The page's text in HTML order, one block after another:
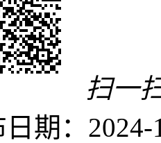
扫一
期：2024-